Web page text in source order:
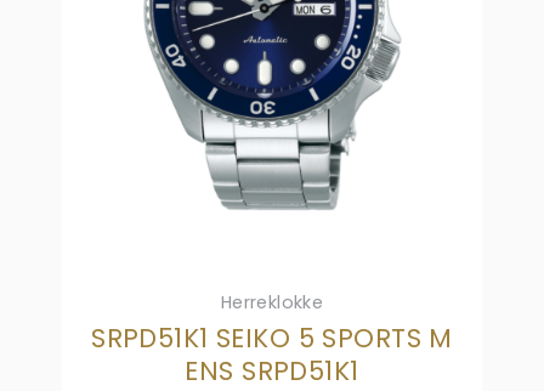
Herreklokke
SRPD51K1 SEIKO 5 SPORTS M
ENS SRPD51K1